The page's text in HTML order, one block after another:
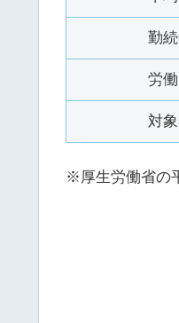
勤
労
対
※厚生労働省の